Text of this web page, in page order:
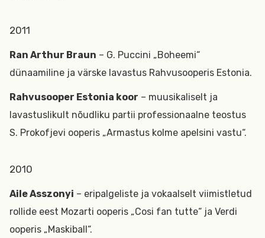
2011
Ran Arthur Braun – G. Puccini „Boheemi“
dünaamiline ja värske lavastus Rahvusooperis Estonia.
Rahvusooper Estonia koor – muusikaliselt ja
lavastuslikult nõudliku partii professionaalne teostus
S. Prokofjevi ooperis „Armastus kolme apelsini vastu“.
2010
Aile Asszonyi – eripalgeliste ja vokaalselt viimistletud
rollide eest Mozarti ooperis „Cosi fan tutte“ ja Verdi
ooperis „Maskiball“.